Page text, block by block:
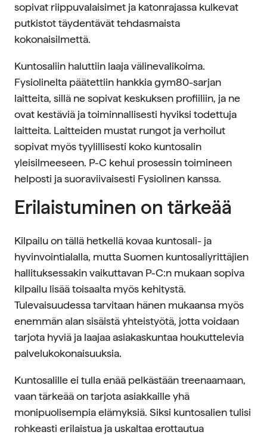
sopivat riippuvalaisimet ja katonrajassa kulkevat
putkistot täydentävät tehdasmaista
kokonaisilmettä.
Kuntosaliin haluttiin laaja välinevalikoima.
Fysiolinelta päätettiin hankkia gym80-sarjan
laitteita, sillä ne sopivat keskuksen profiiliin, ja ne
ovat kestäviä ja toiminnallisesti hyviksi todettuja
laitteita. Laitteiden mustat rungot ja verhoilut
sopivat myös tyylillisesti koko kuntosalin
yleisilmeeseen. P-C kehui prosessin toimineen
helposti ja suoraviivaisesti Fysiolinen kanssa.
Erilaistuminen on tärkeää
Kilpailu on tällä hetkellä kovaa kuntosali- ja
hyvinvointialalla, mutta Suomen kuntosaliyrittäjien
hallituksessakin vaikuttavan P-C:n mukaan sopiva
kilpailu lisää toisaalta myös kehitystä.
Tulevaisuudessa tarvitaan hänen mukaansa myös
enemmän alan sisäistä yhteistyötä, jotta voidaan
tarjota hyviä ja laajaa asiakaskuntaa houkuttelevia
palvelukokonaisuuksia.
Kuntosalille ei tulla enää pelkästään treenaamaan,
vaan tärkeää on tarjota asiakkaille yhä
monipuolisempia elämyksiä. Siksi kuntosalien tulisi
rohkeasti erilaistua ja uskaltaa erottautua